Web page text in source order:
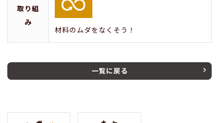
取り組
み
材料のムダをなくそう！
一覧に戻る